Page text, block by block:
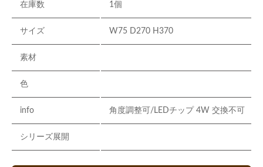
在庫数 1個
サイズ W75 D270 H370
素材
色
info 角度調整可/LEDチップ 4W 交換不可
シリーズ展開